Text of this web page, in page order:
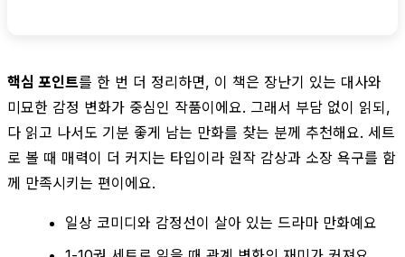
핵심 포인트를 한 번 더 정리하면, 이 책은 장난기 있는 대사와
미묘한 감정 변화가 중심인 작품이에요. 그래서 부담 없이 읽되,
다 읽고 나서도 기분 좋게 남는 만화를 찾는 분께 추천해요. 세트
로 볼 때 매력이 더 커지는 타입이라 원작 감상과 소장 욕구를 함
께 만족시키는 편이에요.
일상 코미디와 감정선이 살아 있는 드라마 만화예요